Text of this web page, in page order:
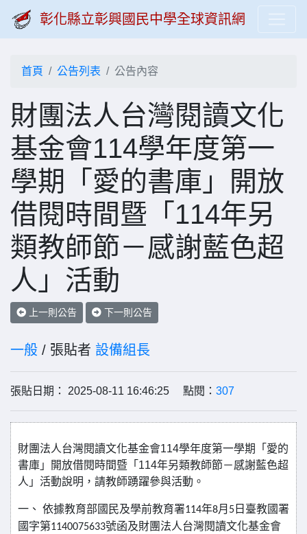
彰化縣立彰興國民中學全球資訊網
首頁 公告列表 公告內容
財團法人台灣閱讀文化
基金會114學年度第一
學期「愛的書庫」開放
借閱時間暨「114年另
類教師節－感謝藍色超
人」活動
上一則公告 下一則公告
一般 / 張貼者 設備組長
張貼日期： 2025-08-11 16:46:25 點閱： 307
財團法人台灣閱讀文化基金會114學年度第一學期「愛的
書庫」開放借閱時間暨「 114年另類教師節－感謝藍色超
人」活動說明，請教師踴躍參與活動。
一、 依據教育部國民及學前教育署114年8月 5 日臺教國署
國字第1140075633號函及財團法人台灣閱讀文化基金會